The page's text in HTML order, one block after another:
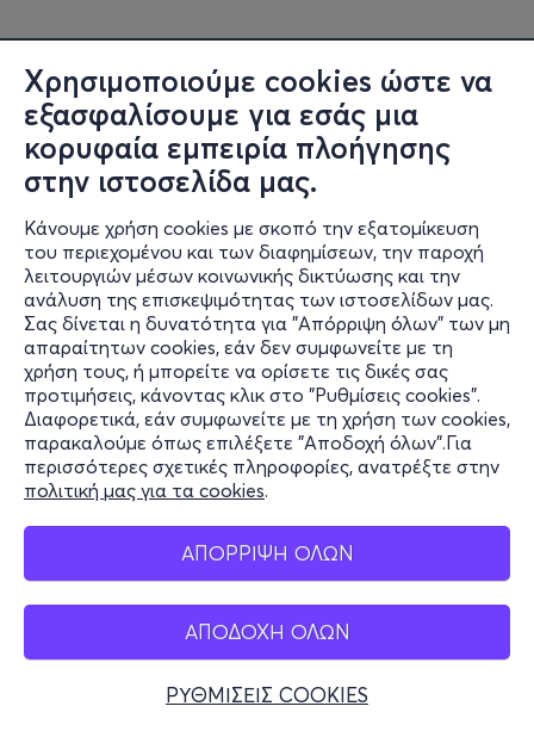
Χρησιμοποιούμε cookies ώστε να
εξασφαλίσουμε για εσάς μια
κορυφαία εμπειρία πλοήγησης
στην ιστοσελίδα μας.
Κάνουμε χρήση cookies με σκοπό την εξατομίκευση
του περιεχομένου και των διαφημίσεων, την παροχή
λειτουργιών μέσων κοινωνικής δικτύωσης και την
ανάλυση της επισκεψιμότητας των ιστοσελίδων μας.
Σας δίνεται η δυνατότητα για "Απόρριψη όλων" των μη
απαραίτητων cookies, εάν δεν συμφωνείτε με τη
χρήση τους, ή μπορείτε να ορίσετε τις δικές σας
προτιμήσεις, κάνοντας κλικ στο "Ρυθμίσεις cookies".
Διαφορετικά, εάν συμφωνείτε με τη χρήση των cookies,
παρακαλούμε όπως επιλέξετε "Αποδοχή όλων".Για
περισσότερες σχετικές πληροφορίες, ανατρέξτε στην
πολιτική μας για τα cookies.
ΑΠΟΡΡΙΨΗ ΟΛΩΝ
ΑΠΟΔΟΧΗ ΟΛΩΝ
ΡΥΘΜΙΣΕΙΣ COOKIES